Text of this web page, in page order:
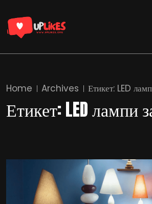
Home Archives Етикет: LED
Етикет:LED лампи